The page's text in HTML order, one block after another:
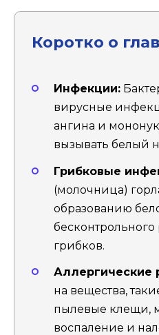
Коротко о
Инфекции:
вирусные
ангина и
вызывать белый
Грибковые
(молочница)
образованию
грибков.
Аллергические
на вещества,
пылевые клещи,
воспаление и